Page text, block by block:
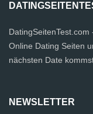
Online Dating Seiten
nächsten Date
NEWSLETTER